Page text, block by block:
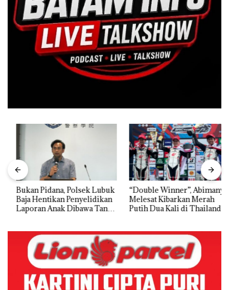
Bukan Pidana, Polsek Lubuk
Baja Hentikan Penyelidikan
Laporan Anak Dibawa Tanpa
“Double Winner”, Abimanyu
Melesat Kibarkan Merah
Putih Dua Kali di Thailand